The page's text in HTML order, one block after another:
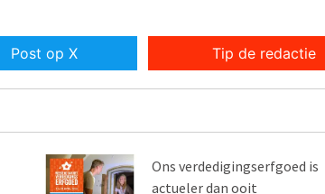
Post op X Tip de redactie
Ons verdedigingserfgoed is
actueler dan ooit